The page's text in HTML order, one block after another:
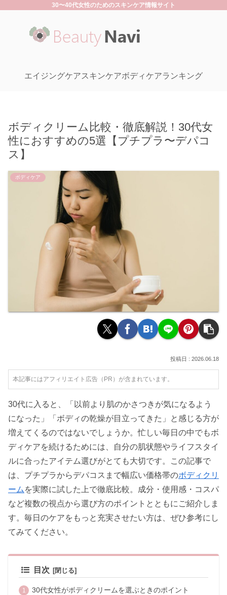
30〜40代女性のためのスキンケア情報サイト
エイジングケアスキンケアボディケアランキング
ボディクリーム比較・徹底解説！30代女
性におすすめの5選【プチプラ〜デパコ
ス】
ボディケア
2026.06.18
本記事にはアフィリエイト広告（PR）が含まれています。
30代に入ると、「以前より肌のかさつきが気になるよう
になった」「ボディの乾燥が目立ってきた」と感じる方が
増えてくるのではないでしょうか。忙しい毎日の中でもボ
ディケアを続けるためには、自分の肌状態やライフスタイ
ルに合ったアイテム選びがとても大切です。この記事で
は、プチプラからデパコスまで幅広い価格帯のボディクリ
ーム を実際に試した上で徹底比較。成分・使用感・コスパ
など複数の視点から選び方のポイントとともにご紹介しま
す。毎日のケアをもっと充実させたい方は、ぜひ参考にし
てみてください。
目次
30代女性がボディクリームを選ぶときのポイント